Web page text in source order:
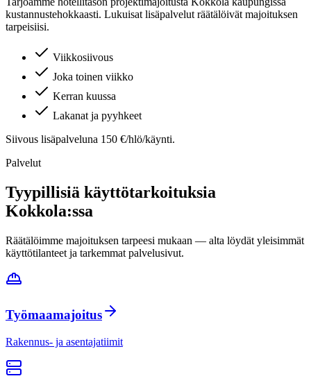
kustannustehokkaasti. Lukuisat lisäpalvelut räätälöivät majoituksen
tarpeisiisi.
Viikkosiivous
Joka toinen viikko
Kerran kuussa
Lakanat ja pyyhkeet
Siivous lisäpalveluna 150 €/hlö/käynti.
Palvelut
Tyypillisiä käyttötarkoituksia
Kokkola:ssa
Räätälöimme majoituksen tarpeesi mukaan — alta löydät yleisimmät
käyttötilanteet ja tarkemmat palvelusivut.
Työmaamajoitus
Rakennus- ja asentajatiimit